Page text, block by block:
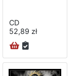
CD
52,89 zł